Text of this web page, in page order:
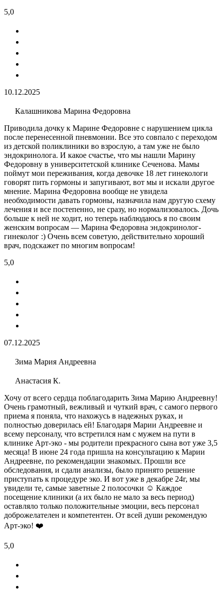
5,0
10.12.2025
Калашникова Марина Федоровна
Приводила дочку к Марине Федоровне с нарушением цикла
после перенесенной пневмонии. Все это совпало с переходом
из детской поликлиники во взрослую, а там уже не было
эндокринолога. И какое счастье, что мы нашли Марину
Федоровну в университетской клинике Сеченова. Мамы
поймут мои переживания, когда девочке 18 лет гинекологи
говорят пить гормоны и запугивают, вот мы и искали другое
мнение. Марина Федоровна вообще не увидела
необходимости давать гормоны, назначила нам другую схему
лечения и все постепенно, не сразу, но нормализовалось. Дочь
больше к ней не ходит, но теперь наблюдаюсь я по своим
женским вопросам — Марина Федоровна эндокринолог-
гинеколог :) Очень всем советую, действительно хороший
врач, подскажет по многим вопросам!
5,0
07.12.2025
Зима Мария Андреевна
Анастасия К.
Хочу от всего сердца поблагодарить Зима Марию Андреевну!
Очень грамотный, вежливый и чуткий врач, с самого первого
приема я поняла, что нахожусь в надежных руках, и
полностью доверилась ей! Благодаря Марии Андреевне и
всему персоналу, что встретился нам с мужем на пути в
клинике Арт-эко - мы родители прекрасного сына вот уже 3,5
месяца! В июне 24 года пришла на консультацию к Марии
Андреевне, по рекомендации знакомых. Прошли все
обследования, и сдали анализы, было принято решение
приступать к процедуре эко. И вот уже в декабре 24г, мы
увидели те, самые заветные 2 полосочки ☺️ Каждое
посещение клиники (а их было не мало за весь период)
оставляло только положительные эмоции, весь персонал
доброжелателен и компетентен. От всей души рекомендую
Арт-эко! ❤️
5,0